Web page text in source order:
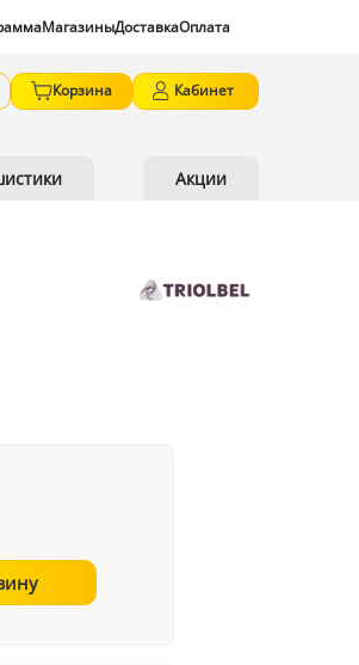
МагазиныДоставкаОплата
Корзина Кабинет
Акции